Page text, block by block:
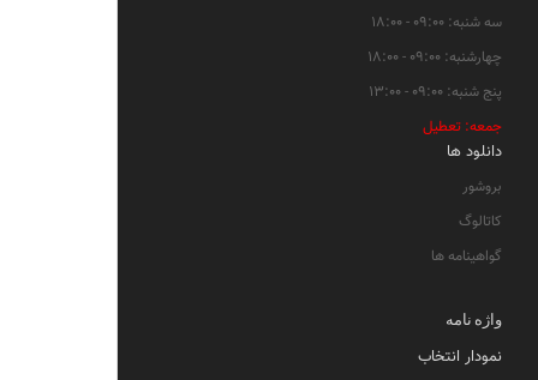
سه شنبه: ۰۹:۰۰ - ۱۸:۰۰
چهارشنبه: ۰۹:۰۰ - ۱۸:۰۰
پنج شنبه: ۰۹:۰۰ - ۱۳:۰۰
جمعه: تعطیل
دانلود ها
بروشور
کاتالوگ
گواهینامه ها
واژه نامه
نمودار انتخاب